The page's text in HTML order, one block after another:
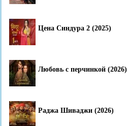
Цена Синдура 2 (2025)
Любовь с перчинкой (2026)
Раджа Шиваджи (2026)